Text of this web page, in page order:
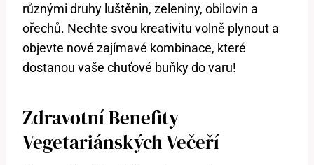
různými druhy luštěnin, zeleniny, obilovin a
ořechů. Nechte svou kreativitu volně plynout a
objevte nové zajímavé kombinace, které
dostanou vaše chuťové buňky do varu!
Zdravotní Benefity
Vegetariánských Večeří